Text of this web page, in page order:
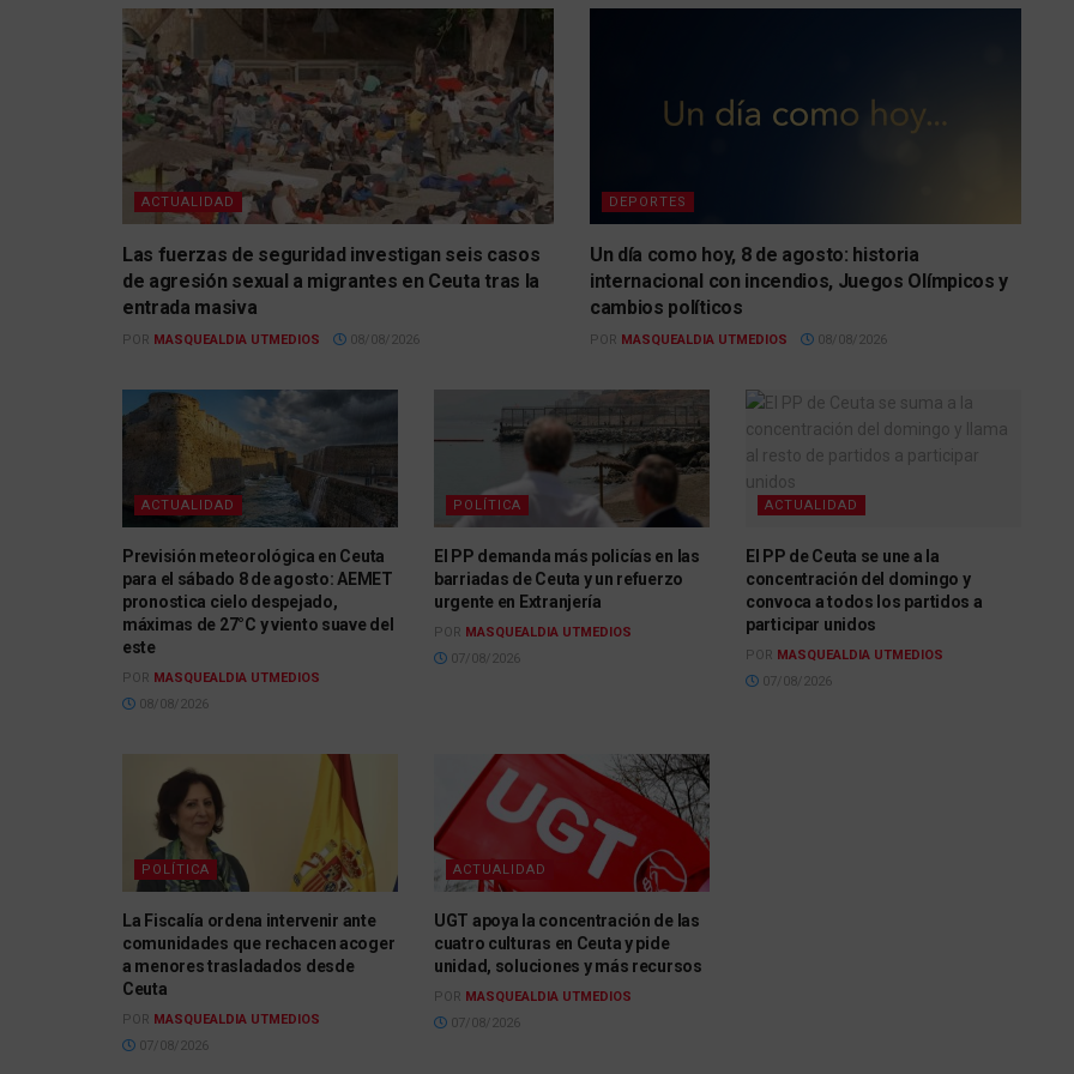
ACTUALIDAD
Las fuerzas de seguridad investigan seis casos
de agresión sexual a migrantes en Ceuta tras la
entrada masiva
POR MASQUEALDIA UTMEDIOS 08/08/2026
DEPORTES
Un día como hoy, 8 de agosto: historia
internacional con incendios, Juegos Olímpicos y
cambios políticos
POR MASQUEALDIA UTMEDIOS 08/08/2026
ACTUALIDAD
Previsión meteorológica en Ceuta
para el sábado 8 de agosto: AEMET
pronostica cielo despejado,
máximas de 27°C y viento suave del
este
POR MASQUEALDIA UTMEDIOS
08/08/2026
POLÍTICA
El PP demanda más policías en las
barriadas de Ceuta y un refuerzo
urgente en Extranjería
POR MASQUEALDIA UTMEDIOS
07/08/2026
ACTUALIDAD
El PP de Ceuta se une a la
concentración del domingo y
convoca a todos los partidos a
participar unidos
POR MASQUEALDIA UTMEDIOS
07/08/2026
POLÍTICA
La Fiscalía ordena intervenir ante
comunidades que rechacen acoger
a menores trasladados desde
Ceuta
POR MASQUEALDIA UTMEDIOS
07/08/2026
ACTUALIDAD
UGT apoya la concentración de las
cuatro culturas en Ceuta y pide
unidad, soluciones y más recursos
POR MASQUEALDIA UTMEDIOS
07/08/2026